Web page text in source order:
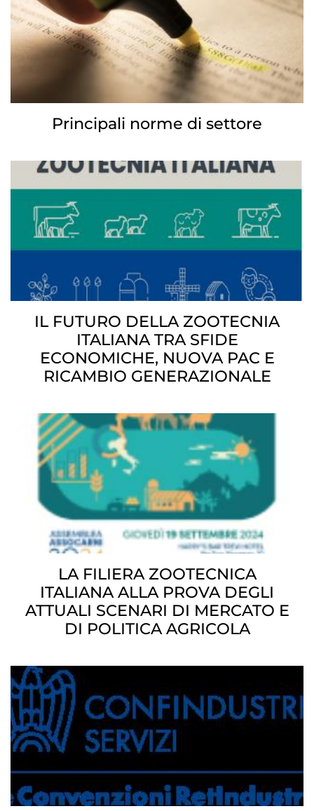
Principali norme di settore
IL FUTURO DELLA ZOOTECNIA
ITALIANA TRA SFIDE
ECONOMICHE, NUOVA PAC E
RICAMBIO GENERAZIONALE
LA FILIERA ZOOTECNICA
ITALIANA ALLA PROVA DEGLI
ATTUALI SCENARI DI MERCATO E
DI POLITICA AGRICOLA